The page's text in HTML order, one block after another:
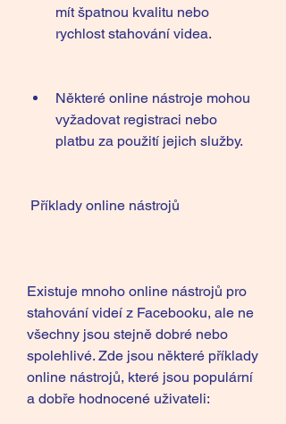
mít špatnou kvalitu nebo
rychlost stahování videa.
Některé online nástroje mohou
vyžadovat registraci nebo
platbu za použití jejich služby.
Příklady online nástrojů
Existuje mnoho online nástrojů pro
stahování videí z Facebooku, ale ne
všechny jsou stejně dobré nebo
spolehlivé. Zde jsou některé příklady
online nástrojů, které jsou populární
a dobře hodnocené uživateli: